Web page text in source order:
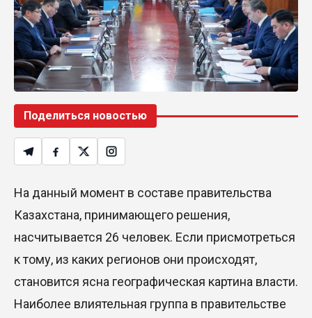
Поделиться новостью
На данный момент в составе правительства
Казахстана, принимающего решения,
насчитывается 26 человек. Если присмотреться
к тому, из каких регионов они происходят,
становится ясна географическая картина власти.
Наиболее влиятельная группа в правительстве